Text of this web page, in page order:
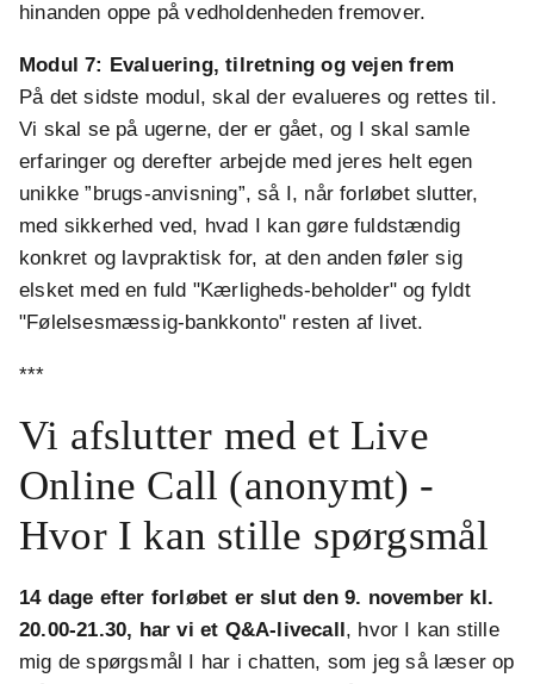
hinanden oppe på vedholdenheden fremover.
Modul 7: Evaluering, tilretning og vejen frem
På det sidste modul, skal der evalueres og rettes til.
Vi skal se på ugerne, der er gået, og I skal samle
erfaringer og derefter arbejde med jeres helt egen
unikke ”brugs-anvisning”, så I, når forløbet slutter,
med sikkerhed ved, hvad I kan gøre fuldstændig
konkret og lavpraktisk for, at den anden føler sig
elsket med en fuld "Kærligheds-beholder" og fyldt
"Følelsesmæssig-bankkonto" resten af livet.
***
Vi afslutter med et Live
Online Call (anonymt) -
Hvor I kan stille spørgsmål
14 dage efter forløbet er slut den 9. november kl.
20.00-21.30, har vi et Q&A-livecall, hvor I kan stille
mig de spørgsmål I har i chatten, som jeg så læser op